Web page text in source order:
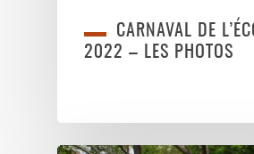
CARNAVAL DE
2022 – LES PHOTOS